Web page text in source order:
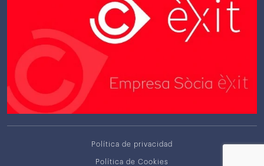
Política de privacidad
Política de Cookies